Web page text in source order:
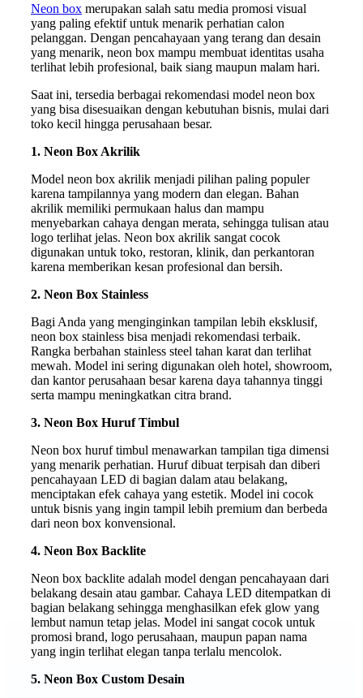
Neon box merupakan salah satu media promosi visual
yang paling efektif untuk menarik perhatian calon
pelanggan. Dengan pencahayaan yang terang dan desain
yang menarik, neon box mampu membuat identitas usaha
terlihat lebih profesional, baik siang maupun malam hari.
Saat ini, tersedia berbagai rekomendasi model neon box
yang bisa disesuaikan dengan kebutuhan bisnis, mulai dari
toko kecil hingga perusahaan besar.
1. Neon Box Akrilik
Model neon box akrilik menjadi pilihan paling populer
karena tampilannya yang modern dan elegan. Bahan
akrilik memiliki permukaan halus dan mampu
menyebarkan cahaya dengan merata, sehingga tulisan atau
logo terlihat jelas. Neon box akrilik sangat cocok
digunakan untuk toko, restoran, klinik, dan perkantoran
karena memberikan kesan profesional dan bersih.
2. Neon Box Stainless
Bagi Anda yang menginginkan tampilan lebih eksklusif,
neon box stainless bisa menjadi rekomendasi terbaik.
Rangka berbahan stainless steel tahan karat dan terlihat
mewah. Model ini sering digunakan oleh hotel, showroom,
dan kantor perusahaan besar karena daya tahannya tinggi
serta mampu meningkatkan citra brand.
3. Neon Box Huruf Timbul
Neon box huruf timbul menawarkan tampilan tiga dimensi
yang menarik perhatian. Huruf dibuat terpisah dan diberi
pencahayaan LED di bagian dalam atau belakang,
menciptakan efek cahaya yang estetik. Model ini cocok
untuk bisnis yang ingin tampil lebih premium dan berbeda
dari neon box konvensional.
4. Neon Box Backlite
Neon box backlite adalah model dengan pencahayaan dari
belakang desain atau gambar. Cahaya LED ditempatkan di
bagian belakang sehingga menghasilkan efek glow yang
lembut namun tetap jelas. Model ini sangat cocok untuk
promosi brand, logo perusahaan, maupun papan nama
yang ingin terlihat elegan tanpa terlalu mencolok.
5. Neon Box Custom Desain